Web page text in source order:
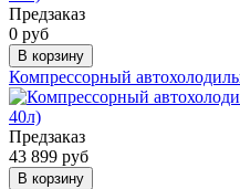
Предзаказ
0 руб
В корзину
Компрессорный
Предзаказ
43 899 руб
В корзину